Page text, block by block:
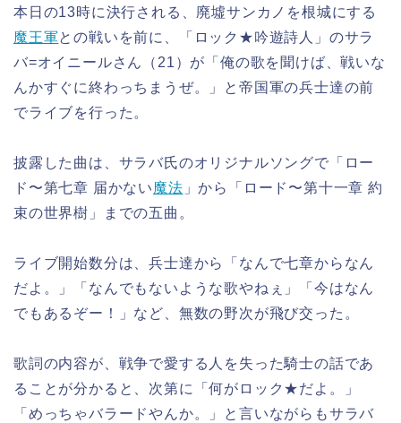
本日の13時に決行される、廃墟サンカノを根城にする
魔王軍との戦いを前に、「ロック★吟遊詩人」のサラ
バ=オイニールさん（21）が「俺の歌を聞けば、戦いな
んかすぐに終わっちまうぜ。」と帝国軍の兵士達の前
でライブを行った。
披露した曲は、サラバ氏のオリジナルソングで「ロー
ド〜第七章 届かない魔法 」から「ロード〜第十一章 約
束の世界樹」までの五曲。
ライブ開始数分は、兵士達から「なんで七章からなん
だよ。」「なんでもないような歌やねぇ」「今はなん
でもあるぞー！」など、無数の野次が飛び交った。
歌詞の内容が、戦争で愛する人を失った騎士の話であ
ることが分かると、次第に「何がロック★だよ。」
「めっちゃバラードやんか。」と言いながらもサラバ